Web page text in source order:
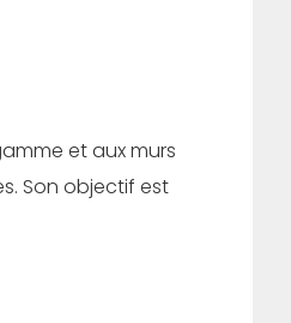
et aux murs
Son objectif est